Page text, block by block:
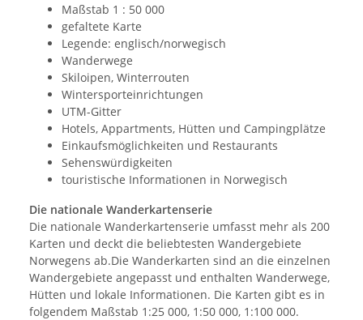
Maßstab 1 : 50 000
gefaltete Karte
Legende: englisch/norwegisch
Wanderwege
Skiloipen, Winterrouten
Wintersporteinrichtungen
UTM-Gitter
Hotels, Appartments, Hütten und Campingplätze
Einkaufsmöglichkeiten und Restaurants
Sehenswürdigkeiten
touristische Informationen in Norwegisch
Die nationale Wanderkartenserie
Die nationale Wanderkartenserie umfasst mehr als 200
Karten und deckt die beliebtesten Wandergebiete
Norwegens ab.Die Wanderkarten sind an die einzelnen
Wandergebiete angepasst und enthalten Wanderwege,
Hütten und lokale Informationen. Die Karten gibt es in
folgendem Maßstab 1:25 000, 1:50 000, 1:100 000.